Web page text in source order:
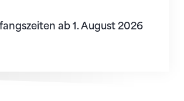
ab 1. August 2026